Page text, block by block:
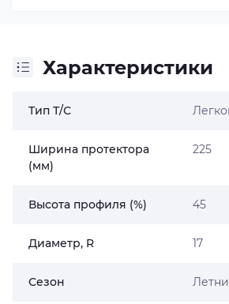
Характеристики
Тип Т/С
Ширина протектора
(мм)
225
Высота профиля (%) 45
Диаметр, R 17
Сезон